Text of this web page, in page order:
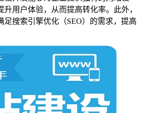
用户体验，从而提高转化率。此外，
足搜索引擎优化（SEO）的需求，提高